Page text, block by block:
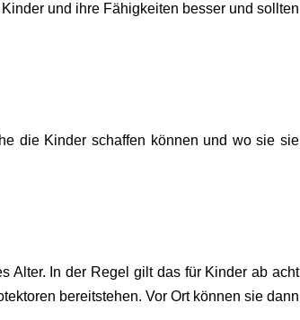
und ihre Fähigkeiten besser und sollten
die Kinder schaffen können und wo sie sie
Alter. In der Regel gilt das für Kinder ab acht
bereitstehen. Vor Ort können sie dann